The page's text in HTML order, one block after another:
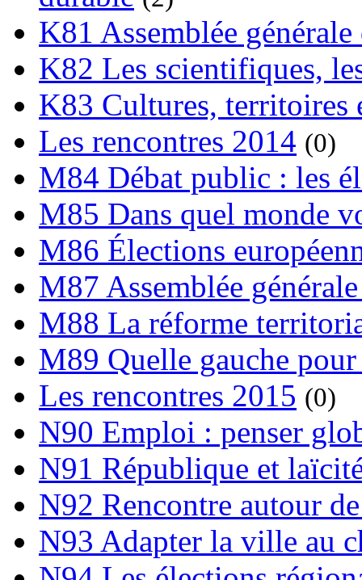
K81 Assemblée
K82 Les scientifiques,
K83 Cultures, territoires
Les rencontres 2014 (0)
M84 Débat public : les
M85 Dans quel monde
M86 Élections
M87 Assemblée
M88 La réforme
M89 Quelle gauche
Les rencontres 2015 (0)
N90 Emploi : penser
N91 République et
N92 Rencontre autour
N93 Adapter la ville au